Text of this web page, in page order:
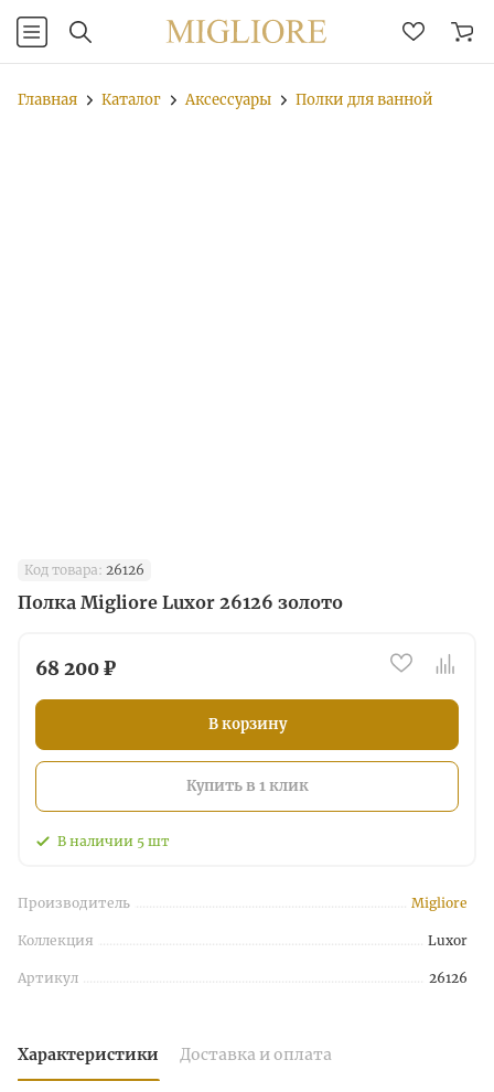
Главная Каталог Аксессуары Полки для ванной
Код товара: 26126
Полка Migliore Luxor 26126 золото
68 200 ₽
В корзину
Купить в 1 клик
В наличии 5 шт
Производитель Migliore
Коллекция Luxor
Артикул 26126
Характеристики Доставка и оплата